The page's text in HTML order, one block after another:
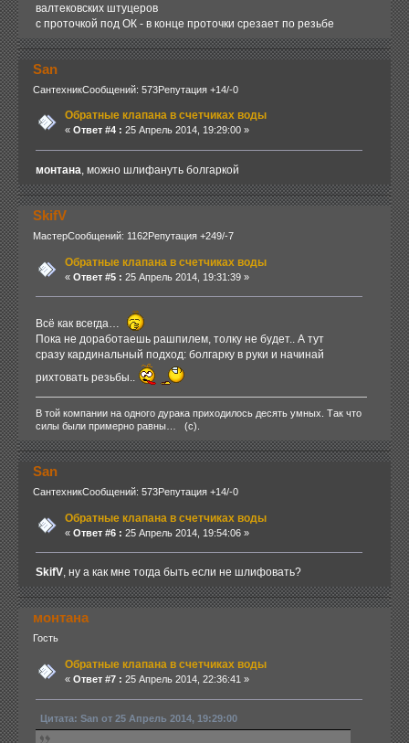
валтековских штуцеров
с проточкой под ОК - в конце проточки срезает по резьбе
San
СантехникСообщений: 573Репутация +14/-0
Обратные клапана в счетчиках воды
« Ответ #4 : 25 Апрель 2014, 19:29:00 »
монтана , можно шлифануть болгаркой
SkifV
МастерСообщений: 1162Репутация +249/-7
Обратные клапана в счетчиках воды
« Ответ #5 : 25 Апрель 2014, 19:31:39 »
Всё как всегда…
Пока не доработаешь рашпилем, толку не будет.. А тут
сразу кардинальный подход: болгарку в руки и начинай
рихтовать резьбы..
В той компании на одного дурака приходилось десять умных. Так что
силы были примерно равны… (с).
San
СантехникСообщений: 573Репутация +14/-0
Обратные клапана в счетчиках воды
« Ответ #6 : 25 Апрель 2014, 19:54:06 »
SkifV, ну а как мне тогда быть если не шлифовать?
монтана
Гость
Обратные клапана в счетчиках воды
« Ответ #7 : 25 Апрель 2014, 22:36:41 »
Цитата: San от 25 Апрель 2014, 19:29:00